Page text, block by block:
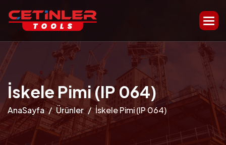
İskele Pimi (IP 064)
AnaSayfa Ürünler İskele Pimi (IP 064)